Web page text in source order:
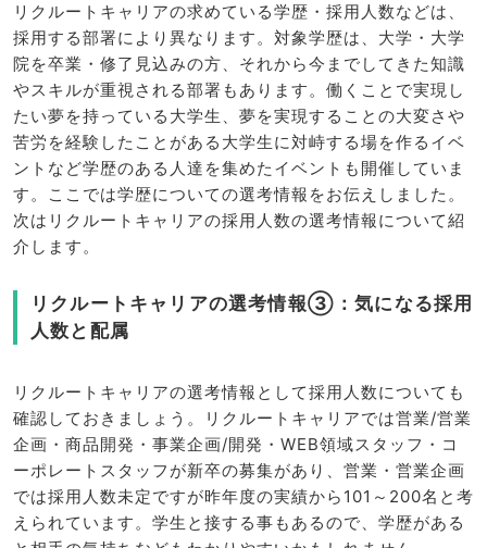
リクルートキャリアの求めている学歴・採用人数などは、
採用する部署により異なります。対象学歴は、大学・大学
院を卒業・修了見込みの方、それから今までしてきた知識
やスキルが重視される部署もあります。働くことで実現し
たい夢を持っている大学生、夢を実現することの大変さや
苦労を経験したことがある大学生に対峙する場を作るイベ
ントなど学歴のある人達を集めたイベントも開催していま
す。ここでは学歴についての選考情報をお伝えしました。
次はリクルートキャリアの採用人数の選考情報について紹
介します。
リクルートキャリアの選考情報③：気になる採用
人数と配属
リクルートキャリアの選考情報として採用人数についても
確認しておきましょう。リクルートキャリアでは営業/営業
企画・商品開発・事業企画/開発・WEB領域スタッフ・コ
ーポレートスタッフが新卒の募集があり、営業・営業企画
では採用人数未定ですが昨年度の実績から101～200名と考
えられています。学生と接する事もあるので、学歴がある